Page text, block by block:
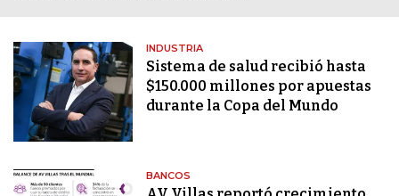
INDUSTRIA
Sistema de salud recibió hasta
$150.000 millones por apuestas
durante la Copa del Mundo
BANCOS